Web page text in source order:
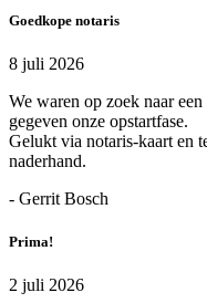
Goedkope notaris
8 juli 2026
We waren op zoek naar
gegeven onze opstartfase.
Gelukt via notaris-kaart en
naderhand.
- Gerrit Bosch
Prima!
2 juli 2026